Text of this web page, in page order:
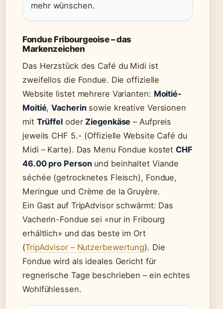
mehr wünschen.
Fondue Fribourgeoise – das
Markenzeichen
Das Herzstück des Café du Midi ist
zweifellos die Fondue. Die offizielle
Website listet mehrere Varianten: Moitié-
Moitié,Vacherinsowie kreative Versionen
mit TrüffeloderZiegenkäse – Aufpreis
jeweils CHF 5.- (Offizielle Website Café du
Midi – Karte). Das Menu Fondue kostetCHF
46.00 pro Personund beinhaltet Viande
séchée (getrocknetes Fleisch), Fondue,
Meringue und Crème de la Gruyère.
Ein Gast auf TripAdvisor schwärmt: Das
Vacherin-Fondue sei «nur in Fribourg
erhältlich» und das beste im Ort
(TripAdvisor – Nutzerbewertung). Die
Fondue wird als ideales Gericht für
regnerische Tage beschrieben – ein echtes
Wohlfühlessen.